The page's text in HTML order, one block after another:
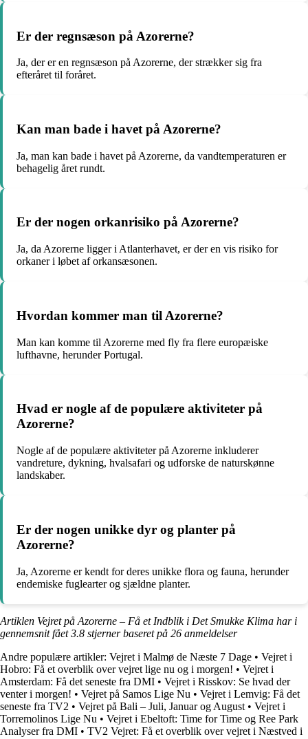
Er der regnsæson på Azorerne?
Ja, der er en regnsæson på Azorerne, der strækker sig fra
efteråret til foråret.
Kan man bade i havet på Azorerne?
Ja, man kan bade i havet på Azorerne, da vandtemperaturen er
behagelig året rundt.
Er der nogen orkanrisiko på Azorerne?
Ja, da Azorerne ligger i Atlanterhavet, er der en vis risiko for
orkaner i løbet af orkansæsonen.
Hvordan kommer man til Azorerne?
Man kan komme til Azorerne med fly fra flere europæiske
lufthavne, herunder Portugal.
Hvad er nogle af de populære aktiviteter på
Azorerne?
Nogle af de populære aktiviteter på Azorerne inkluderer
vandreture, dykning, hvalsafari og udforske de naturskønne
landskaber.
Er der nogen unikke dyr og planter på
Azorerne?
Ja, Azorerne er kendt for deres unikke flora og fauna, herunder
endemiske fuglearter og sjældne planter.
Artiklen Vejret på Azorerne – Få et Indblik i Det Smukke Klima har i
gennemsnit fået3.8 stjerner baseret på 26 anmeldelser
Andre populære artikler: Vejret i Malmø de Næste 7 Dage • Vejret i
Hobro: Få et overblik over vejret lige nu og i morgen! • Vejret i
Amsterdam: Få det seneste fra DMI • Vejret i Risskov: Se hvad der
venter i morgen! • Vejret på Samos Lige Nu • Vejret i Lemvig: Få det
seneste fra TV2 • Vejret på Bali – Juli, Januar og August • Vejret i
Torremolinos Lige Nu • Vejret i Ebeltoft: Time for Time og Ree Park
Analyser fra DMI • TV2 Vejret: Få et overblik over vejret i Næstved i